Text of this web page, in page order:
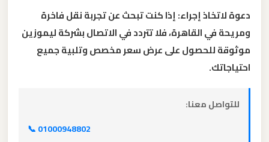
دعوة لاتخاذ إجراء: إذا كنت تبحث عن تجربة نقل فاخرة
ومريحة في القاهرة، فلا تتردد في الاتصال بشركة ليموزين
موثوقة للحصول على عرض سعر مخصص وتلبية جميع
احتياجاتك.
للتواصل معنا:
📞 01000948802
الخط
الساخن
ليموزين
مطار
القاهرة